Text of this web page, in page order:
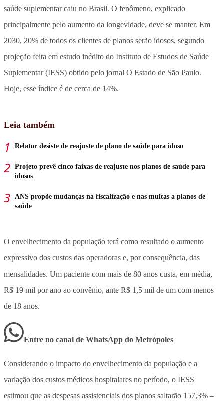
saúde suplementar caiu no Brasil. O fenômeno, explicado
principalmente pelo aumento da longevidade, deve se manter. Em
2030, 20% de todos os clientes de planos serão idosos, segundo
projeção feita em estudo inédito do Instituto de Estudos de Saúde
Suplementar (IESS) obtido pelo jornal O Estado de São Paulo.
Hoje, esse índice é de cerca de 14%.
Leia também
Relator desiste de reajuste de plano de saúde para idoso
Projeto prevê cinco faixas de reajuste nos planos de saúde para
idosos
ANS propõe mudanças na fiscalização e nas multas a planos de
saúde
O envelhecimento da população terá como resultado o aumento
expressivo dos custos das operadoras e, por consequência, das
mensalidades. Um paciente com mais de 80 anos custa, em média,
R$ 19 mil por ano ao convênio, ante R$ 1,5 mil de um com menos
de 18 anos.
Entre no canal de WhatsApp do Metrópoles
Considerando o impacto do envelhecimento da população e a
variação dos custos médicos hospitalares no período, o IESS
estimou que as despesas assistenciais dos planos saltarão 157,3% –